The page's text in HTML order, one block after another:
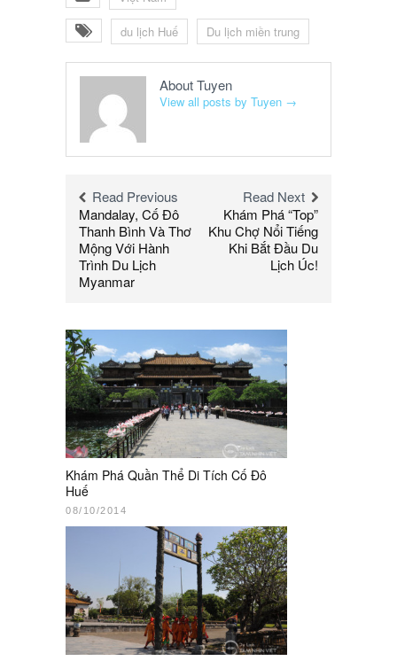
du lịch Huế Du lịch miền trung
About Tuyen
View all posts by Tuyen →
Read Previous
Mandalay, Cố Đô
Thanh Bình Và Thơ
Mộng Với Hành
Trình Du Lịch
Myanmar
Read Next
Khám Phá “Top”
Khu Chợ Nổi Tiếng
Khi Bắt Đầu Du
Lịch Úc!
Khám Phá Quần Thể Di Tích Cố Đô
Huế
08/10/2014